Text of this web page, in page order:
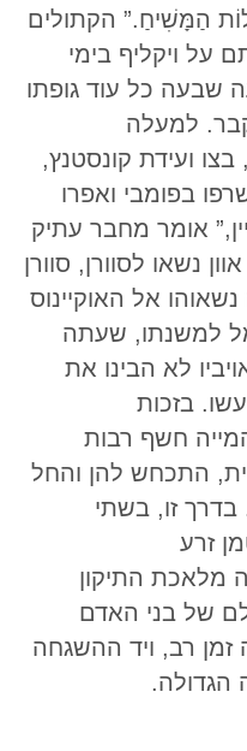
הַמָּשִׁיחַ.” הקתולים
על ויקליף בימי
שבעה כל עוד גופתו
למעלה
ועידת קונסטנץ,
בפומבי ואפרו
אומר מחבר עתיק
נשאו לסוורן, סוורן
אל האוקיינוס
למשנתו, שעתה
לא הבינו את
בזכות
חשף רבות
התכחש להן והחל
בדרך זו, בשתי
זרע
מלאכת התיקון
של בני האדם
זמן רב, ויד ההשגחה
הגדולה.